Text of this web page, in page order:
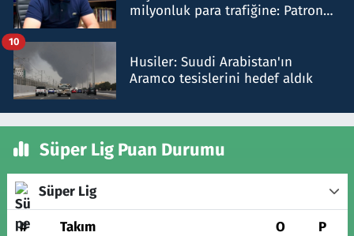
milyonluk para trafiğine: Patron
Husiler: Suudi Arabistan'ın
Aramco tesislerini hedef aldık
10
Süper Lig Puan Durumu
Süper Lig
# Takım O P